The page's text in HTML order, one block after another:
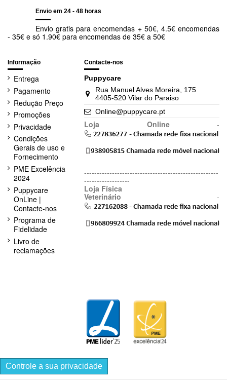
Envio em 24 - 48 horas
Envio gratis para encomendas + 50€, 4.5€ encomendas
- 35€ e só 1.90€ para encomendas de 35€ a 50€
Informação
Entrega
Pagamento
Redução Preço
Promoções
Privacidade
Condições
Gerais de uso e
Fornecimento
PME Excelência
2024
Puppycare
OnLine |
Contacte-nos
Programa de
Fidelidade
Livro de
reclamações
Contacte-nos
Puppycare
Rua Manuel Alves Moreira, 175
4405-520 Vilar do Paraiso
Online@puppycare.pt
Loja Online -
-----------------------------------------------------
------------------
Loja Física
Veterinário -
Controle a sua privacidade